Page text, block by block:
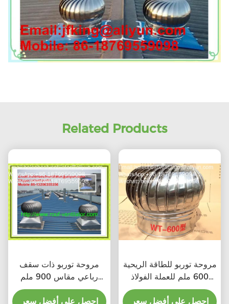
Related Products
مروحة توربو ذات سقف
رباعي مقاس 900 ملم
للصلب المقاوم للصدأ
احصل على أفضل سعر
مروحة توربو للطاقة الريحية
600 ملم للعملة الفولاذ
المقاوم للصدأ
احصل على أفضل سعر